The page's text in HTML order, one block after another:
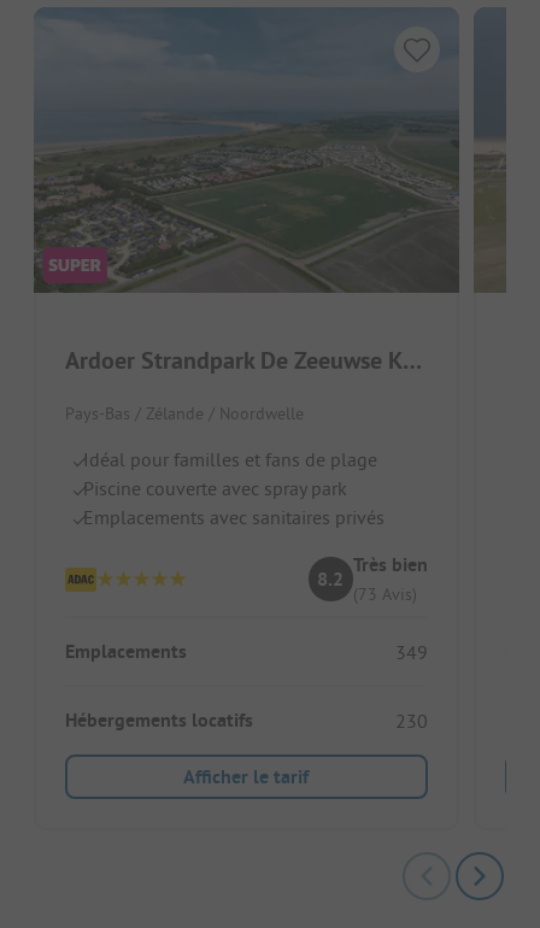
Ardoer Strandpark De Zeeuwse Kust
Pays-Bas / Zélande / Noordwelle
Idéal pour familles et fans de plage
Piscine couverte avec spray park
Emplacements avec sanitaires privés
8.2
Très bien
(73 Avis)
Emplacements 349
Hébergements locatifs 230
Afficher le tarif